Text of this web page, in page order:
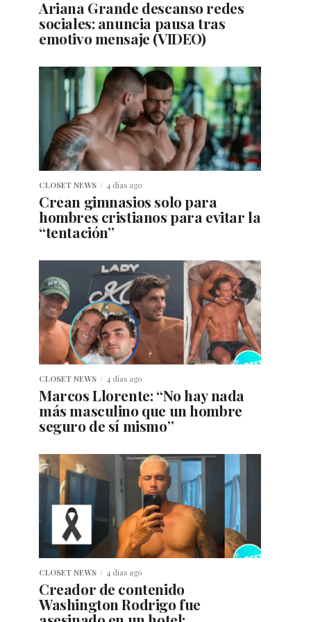
Ariana Grande descanso redes
sociales: anuncia pausa tras
emotivo mensaje (VIDEO)
CLOSET NEWS 4 días ago
Crean gimnasios solo para
hombres cristianos para evitar la
“tentación”
CLOSET NEWS 4 días ago
Marcos Llorente: “No hay nada
más masculino que un hombre
seguro de sí mismo”
CLOSET NEWS 4 días ago
Creador de contenido
Washington Rodrigo fue